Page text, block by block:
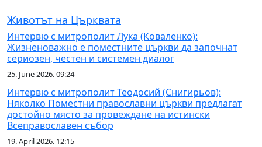
Животът на Църквата
Интервю с митрополит Лука (Коваленко):
Жизненоважно е поместните църкви да започнат
сериозен, честен и системен диалог
25. June 2026. 09:24
Интервю с митрополит Теодосий (Снигирьов):
Няколко Поместни православни църкви предлагат
достойно място за провеждане на истински
Всеправославен събор
19. April 2026. 12:15